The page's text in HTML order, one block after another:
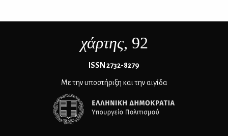
χάρτης, 92
ΙSSN 2732-8279
Με την υποστήριξη και την αιγίδα